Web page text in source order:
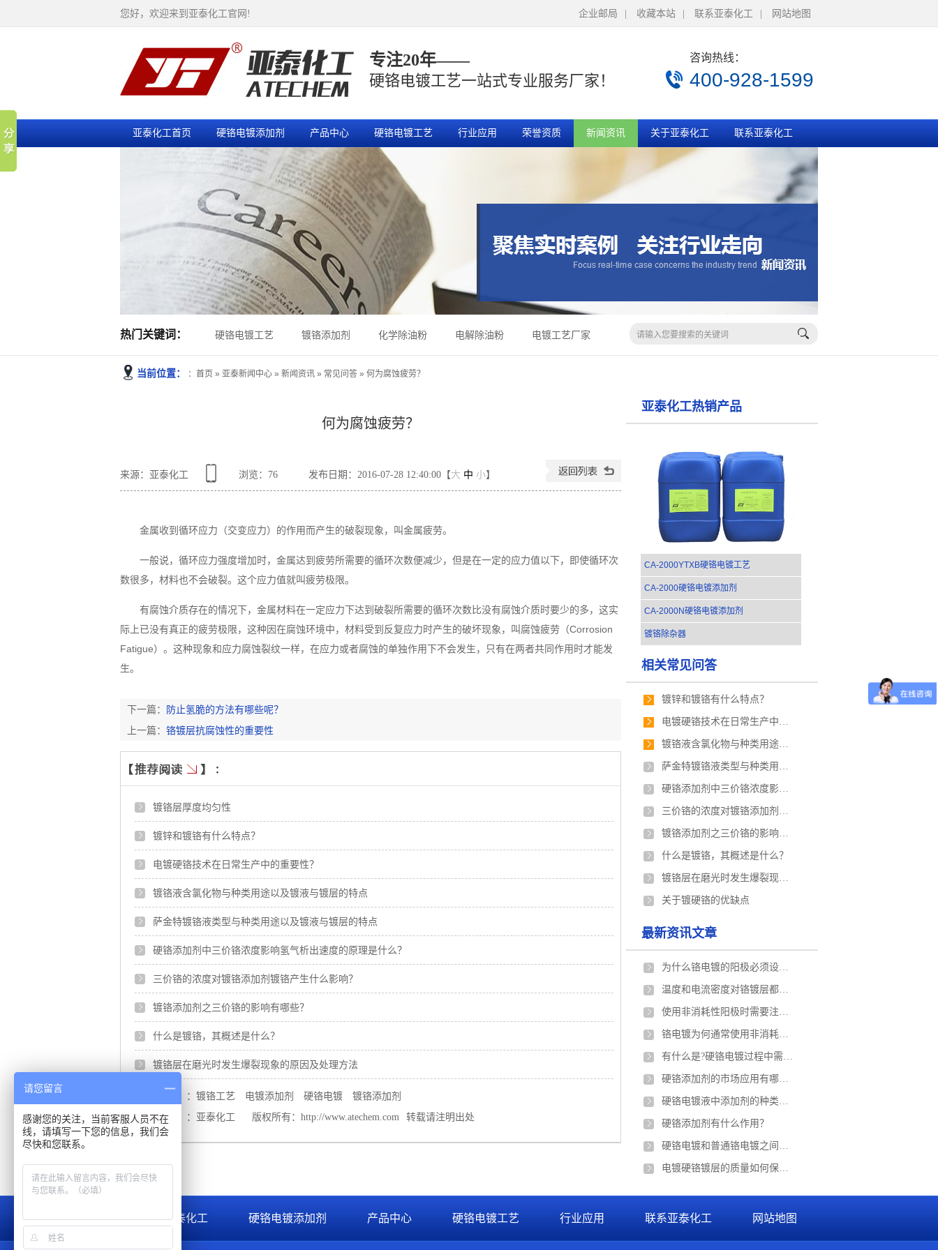
企业邮局 收藏本站 联系亚泰化工 网站地图
您好，欢迎来到亚泰化工官网!
咨询热线：
400-928-1599
专注20年——
硬铬电镀工艺一站式专业服务厂家！
亚泰化工首页 硬铬电镀添加剂 产品中心 硬铬电镀工艺 行业应用 荣誉资质 新闻资讯 关于亚泰化工 联系亚泰化工
热门关键词： 硬铬电镀工艺 镀铬添加剂 化学除油粉 电解除油粉 电镀工艺厂家
当前位置： ： 首页 » 亚泰新闻中心 » 新闻资讯 » 常见问答 » 何为腐蚀疲劳？
何为腐蚀疲劳？
来源：亚泰化工 浏览： 76 发布日期：2016-07-28 12:40:00【大 中 小】
金属收到循环应力（交变应力）的作用而产生的破裂现象，叫金属疲劳。
一般说，循环应力强度增加时，金属达到疲劳所需要的循环次数便减少，但是在一定的应力值以下，即使循环次
数很多，材料也不会破裂。这个应力值就叫疲劳极限。
有腐蚀介质存在的情况下，金属材料在一定应力下达到破裂所需要的循环次数比没有腐蚀介质时要少的多，这实
际上已没有真正的疲劳极限，这种因在腐蚀环境中，材料受到反复应力时产生的破坏现象，叫腐蚀疲劳（Corrosion
Fatigue）。这种现象和应力腐蚀裂纹一样，在应力或者腐蚀的单独作用下不会发生，只有在两者共同作用时才能发
生。
下一篇：
防止氢脆的方法有哪些呢？
上一篇： 铬镀层抗腐蚀性的重要性
镀铬层厚度均匀性
镀锌和镀铬有什么特点？
电镀硬铬技术在日常生产中的重要性？
镀铬液含氯化物与种类用途以及镀液与镀层的特点
萨金特镀铬液类型与种类用途以及镀液与镀层的特点
硬铬添加剂中三价铬浓度影响氢气析出速度的原理是什么？
三价铬的浓度对镀铬添加剂镀铬产生什么影响？
镀铬添加剂之三价铬的影响有哪些？
什么是镀铬，其概述是什么？
镀铬层在磨光时发生爆裂现象的原因及处理方法
【本文标签】： 镀铬工艺 电镀添加剂 硬铬电镀
镀铬添加剂
【责任编辑】： 亚泰化工 版权所有： http://www.atechem.com 转载请注明出处
亚泰化工热销产品
CA-2000YTXB硬铬电镀工艺
CA-2000硬铬电镀添加剂
CA-2000N硬铬电镀添加剂
镀铬除杂器
相关常见问答
镀锌和镀铬有什么特点？
什么是镀铬，其概述是什么？
关于镀硬铬的优缺点
最新资讯文章
硬铬添加剂有什么作用？
关于亚泰化工 硬铬电镀添加剂 产品中心 硬铬电镀工艺 行业应用 联系亚泰化工 网站地图
请您留言
感谢您的关注，当前客服人员不在
线，请填写一下您的信息，我们会
尽快和您联系。